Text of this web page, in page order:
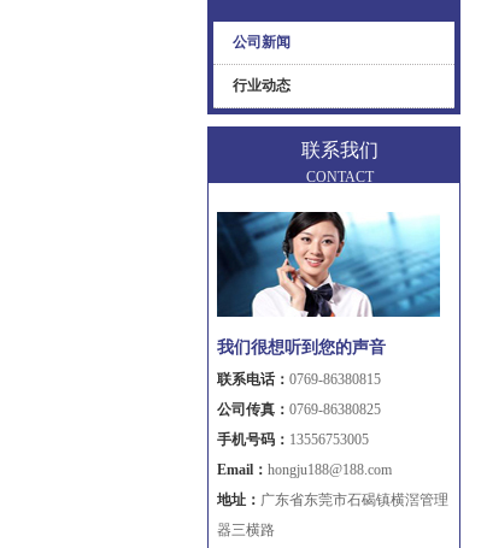
公司新闻
行业动态
联系我们
CONTACT
我们很想听到您的声音
联系电话： 0769-86380815
公司传真： 0769-86380825
手机号码： 13556753005
Email： hongju188@188.com
地址： 广东省东莞市石碣镇横滘管理
器三横路